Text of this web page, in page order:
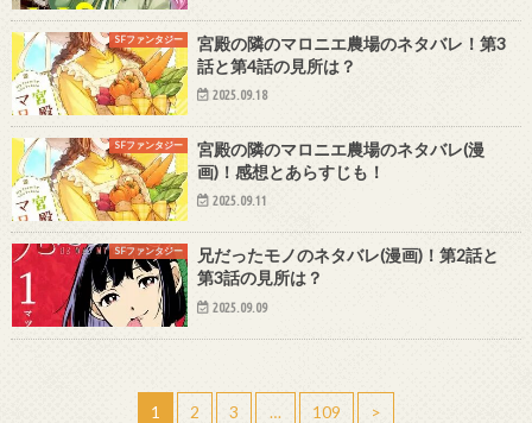
SFファンタジー
宮殿の隣のマロニエ農場のネタバレ！第3
話と第4話の見所は？
2025.09.18
SFファンタジー
宮殿の隣のマロニエ農場のネタバレ(漫
画)！感想とあらすじも！
2025.09.11
SFファンタジー
兄だったモノのネタバレ(漫画)！第2話と
第3話の見所は？
2025.09.09
1 2 3 … 109 >